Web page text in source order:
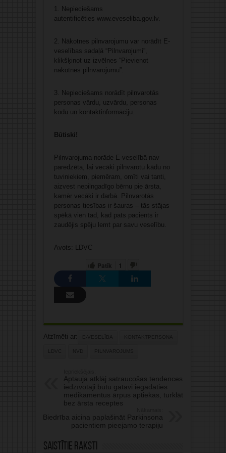
1. Nepieciešams
autentificēties www.eveseliba.gov.lv.
2. Nākotnes pilnvarojumu var norādīt E-
veselības sadaļā “Pilnvarojumi”,
klikšķinot uz izvēlnes “Pievienot
nākotnes pilnvarojumu”.
3. Nepieciešams norādīt pilnvarotās
personas vārdu, uzvārdu, personas
kodu un kontaktinformāciju.
Būtiski!
Pilnvarojuma norāde E-veselībā nav
paredzēta, lai vecāki pilnvarotu kādu no
tuviniekiem, piemēram, omīti vai tanti,
aizvest nepilngadīgo bērnu pie ārsta,
kamēr vecāki ir darbā. Pilnvarotās
personas tiesības ir šauras – tās stājas
spēkā vien tad, kad pats pacients ir
zaudējis spēju lemt par savu veselību.
Avots: LDVC
Patīk 1
Atzīmēti ar: E-VESELĪBA KONTAKTPERSONA
LDVC NVD PILNVAROJUMS
Aptauja atklāj satraucošas tendences:
iedzīvotāji būtu gatavi iegādāties
medikamentus ārpus aptiekas, turklāt
bez ārsta receptes
Biedrība aicina paplašināt Parkinsona
pacientiem pieejamo terapiju
Saistītie raksti